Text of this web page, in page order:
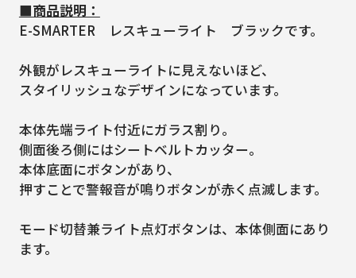
■商品説明：
E-SMARTER レスキューライト ブラックです。
外観がレスキューライトに見えないほど、
スタイリッシュなデザインになっています。
本体先端ライト付近にガラス割り。
側面後ろ側にはシートベルトカッター。
本体底面にボタンがあり、
押すことで警報音が鳴りボタンが赤く点滅します。
モード切替兼ライト点灯ボタンは、本体側面にあり
ます。